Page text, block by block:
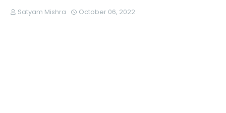
Satyam Mishra October 06, 2022